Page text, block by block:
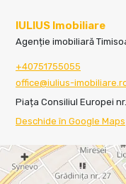
IULIUS Imobiliare
Agenție imobiliară
+40751755055
office@iulius-
Piața Consiliul Europei
Deschide în Google Maps